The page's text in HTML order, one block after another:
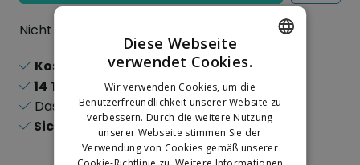
Nicht auf Lager
Kostenloser Versandab 150,-
14 Tage
Rückgaberecht
Das
größteSortiment
Sichere
Online-Zahlungen
DUTCH
GERMAN
Diese Webseite
verwendet Cookies.
Wir verwenden Cookies, um die
Benutzerfreundlichkeit unserer Website zu
verbessern. Durch die weitere Nutzung
unserer Webseite stimmen Sie der
Verwendung von Cookies gemäß unserer